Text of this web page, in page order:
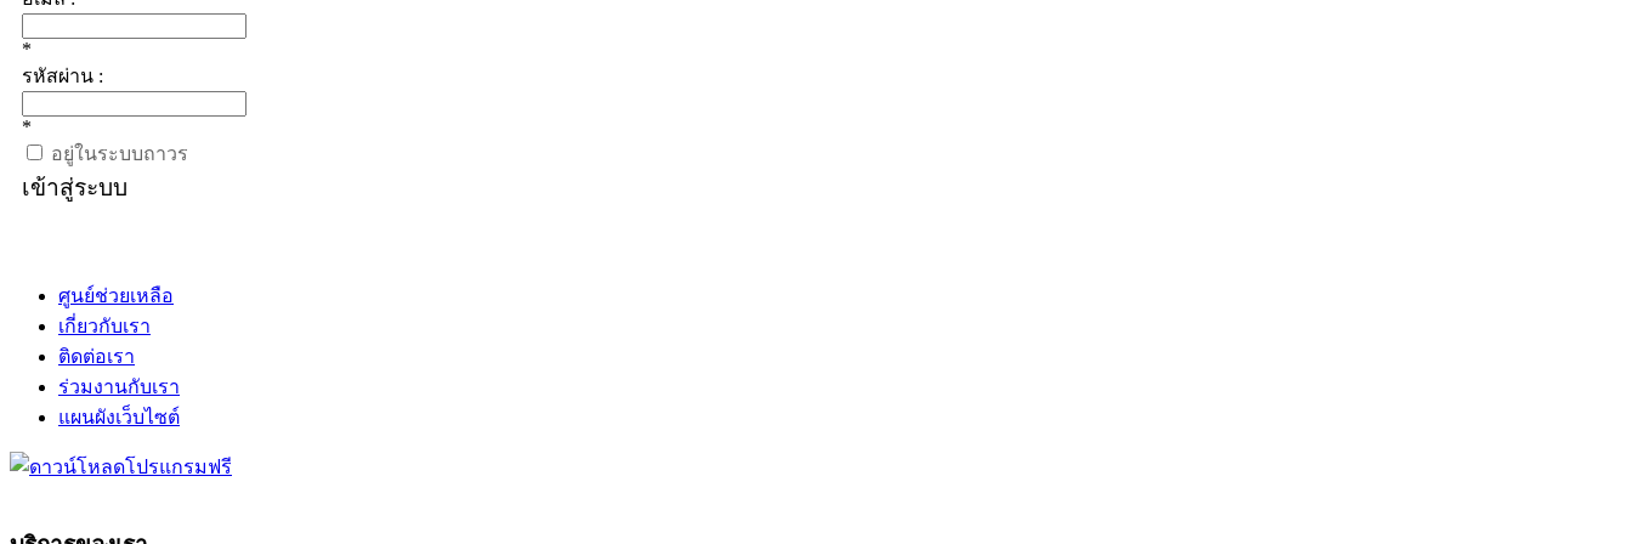
*
รหัสผ่าน :
*
อยู่ในระบบถาวร
เข้าสู่ระบบ
ศูนย์ช่วยเหลือ
เกี่ยวกับเรา
ติดต่อเรา
ร่วมงานกับเรา
แผนผังเว็บไซต์